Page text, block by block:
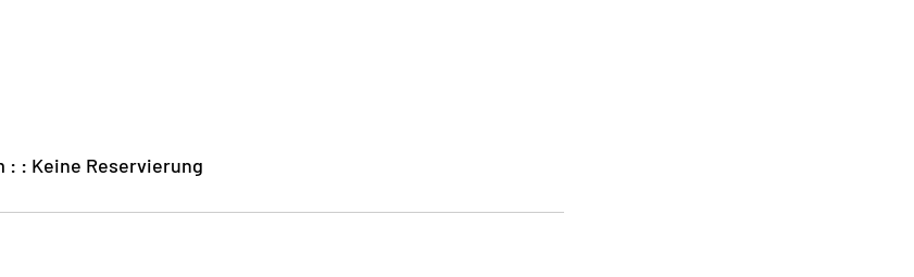
: Keine Reservierung